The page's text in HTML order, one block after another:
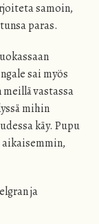
samoin,
paras.
sai myös
vastassa
mihin
käy. Pupu
ja